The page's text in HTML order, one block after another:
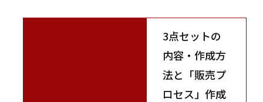
3点セットの
内容・作成方
法と「販売プ
ロセス」作成